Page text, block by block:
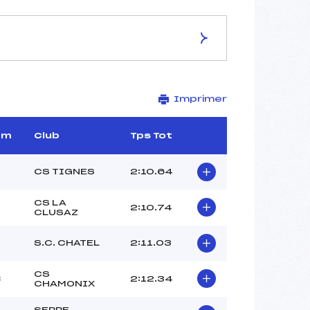
LA BERGERIE
2110
14140/11/21
43
12H00
ROUX (FRA)
Imprimer
Club Tps Tot
CS TIGNES 2:10.64
CS LA
CLUSAZ
2:10.74
S.C. CHATEL 2:11.03
CS
CHAMONIX
2:12.34